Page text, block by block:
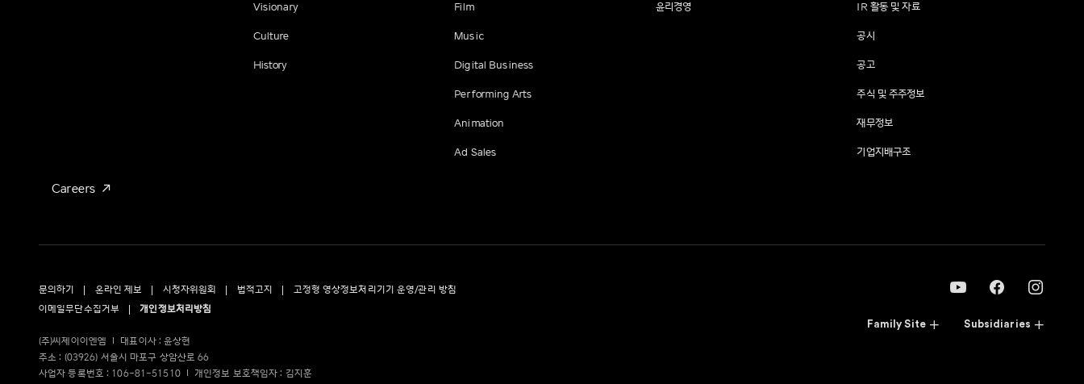
Visionary
Culture
History
Film
Music
Digital Business
Performing Arts
Animation
Ad Sales
윤리경영 IR 활동 및 자료
공시
공고
주식 및 주주정보
재무정보
기업지배구조
Careers
문의하기 온라인 제보 시청자위원회 법적고지
고정형 영상정보처리기기 운영/관리 방침
이메일무단수집거부
개인정보처리방침
Family Site Subsidiaries
(주)씨제이이엔엠
대표이사 : 윤상현
주소 : (03926) 서울시 마포구 상암산로 66
사업자 등록번호 : 106-81-51510
개인정보 보호책임자 : 김지훈